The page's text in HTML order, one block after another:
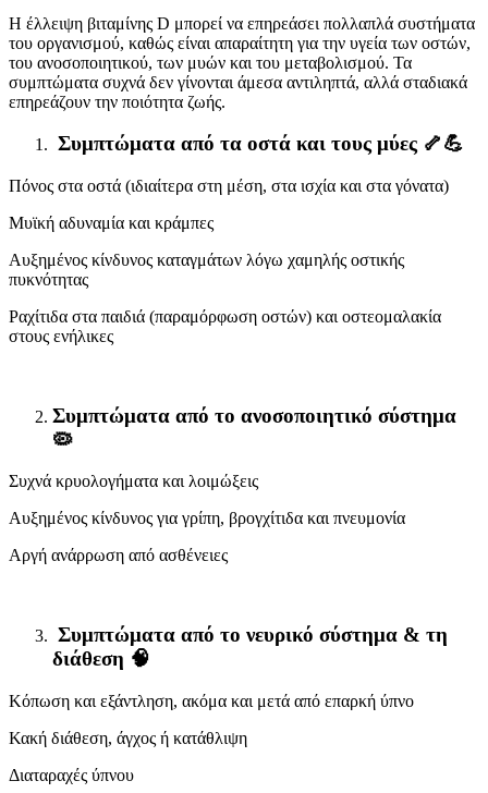
Η έλλειψη βιταμίνης D μπορεί να επηρεάσει πολλαπλά συστήματα
του οργανισμού, καθώς είναι απαραίτητη για την υγεία των οστών,
του ανοσοποιητικού, των μυών και του μεταβολισμού. Τα
συμπτώματα συχνά δεν γίνονται άμεσα αντιληπτά, αλλά σταδιακά
επηρεάζουν την ποιότητα ζωής.
Συμπτώματα από τα οστά και τους μύες 🦴💪
Πόνος στα οστά (ιδιαίτερα στη μέση, στα ισχία και στα γόνατα)
Μυϊκή αδυναμία και κράμπες
Αυξημένος κίνδυνος καταγμάτων λόγω χαμηλής οστικής
πυκνότητας
Ραχίτιδα στα παιδιά (παραμόρφωση οστών) και οστεομαλακία
στους ενήλικες
Συμπτώματα από το ανοσοποιητικό σύστημα
🦠
Συχνά κρυολογήματα και λοιμώξεις
Αυξημένος κίνδυνος για γρίπη, βρογχίτιδα και πνευμονία
Αργή ανάρρωση από ασθένειες
Συμπτώματα από το νευρικό σύστημα & τη
διάθεση 🧠
Κόπωση και εξάντληση, ακόμα και μετά από επαρκή ύπνο
Κακή διάθεση, άγχος ή κατάθλιψη
Διαταραχές ύπνου